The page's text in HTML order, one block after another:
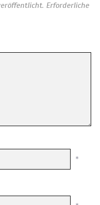
Erforderliche
*